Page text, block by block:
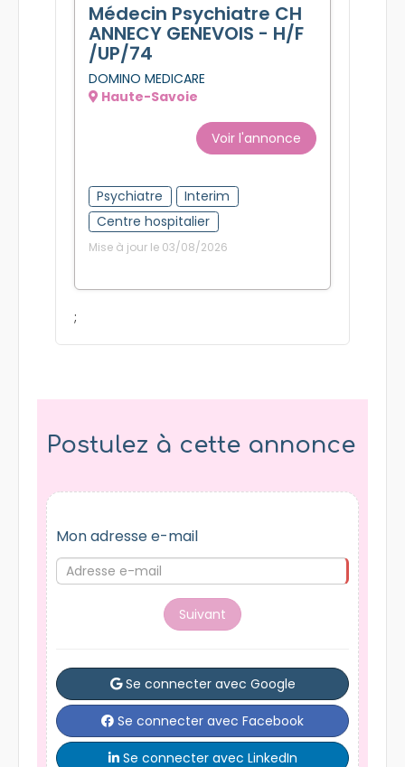
Médecin Psychiatre CH
ANNECY GENEVOIS - H/F
/UP/74
DOMINO MEDICARE
Haute-Savoie
Voir l'annonce
Psychiatre
Interim
Centre hospitalier
Mise à jour le 03/08/2026
;
Postulez à cette annonce
Mon adresse e-mail
Suivant
Se connecter avec Google
Se connecter avec Facebook
Se connecter avec LinkedIn